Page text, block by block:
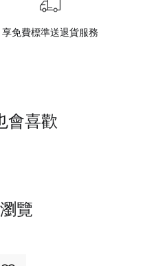
享免費標準送退貨服務
會喜歡
覽